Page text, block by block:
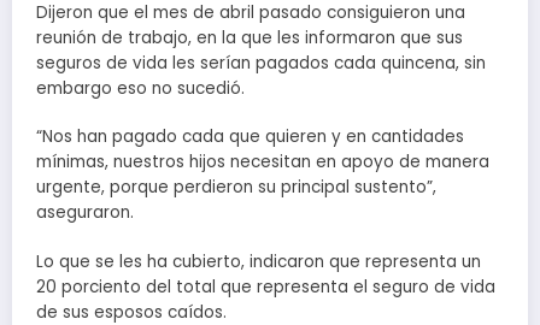
Dijeron que el mes de abril pasado consiguieron una
reunión de trabajo, en la que les informaron que sus
seguros de vida les serían pagados cada quincena, sin
embargo eso no sucedió.
“Nos han pagado cada que quieren y en cantidades
mínimas, nuestros hijos necesitan en apoyo de manera
urgente, porque perdieron su principal sustento”,
aseguraron.
Lo que se les ha cubierto, indicaron que representa un
20 porciento del total que representa el seguro de vida
de sus esposos caídos.